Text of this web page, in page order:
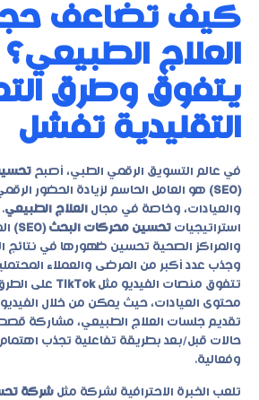
كيف تضاعف
يتفوق وطرق
التقليدية تفشل
في عالم التسويق الرقمي الطبي، أصبح
(SEO)
هو العامل الحاسم لزيادة الحضور
والعيادات، وخاصة في مجال العلاج الطبيعي
استراتيجيات تحسين محركات البحث (SEO)
والمراكز الصحية تحسين ظهورها في نتائج
وجذب عدد أكبر من المرضى والعملاء
تتفوق منصات الفيديو مثلTikTok على
محتوى العيادات، حيث يمكن من خلال
تقديم جلسات العلاج الطبيعي، مشاركة
حالات قبل/بعد بطريقة تفاعلية تجذب
وفعالية.
تلعب الخبرة الاحترافية لشركة مثل شركة